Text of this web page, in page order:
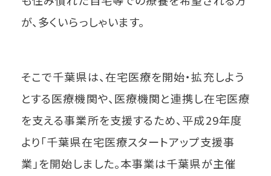
が、多くいらっしゃいます。
そこで千葉県は、在宅医療を開始・拡充しよう
とする医療機関や、医療機関と連携し在宅医療
を支える事業所を支援するため、平成29年度
より「千葉県在宅医療スタートアップ支援事
業」を開始しました。本事業は千葉県が主催